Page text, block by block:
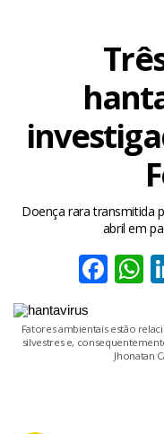
Doença rara transmitida
abril em
Fatores ambientais estão
silvestres e,
Jhonatan